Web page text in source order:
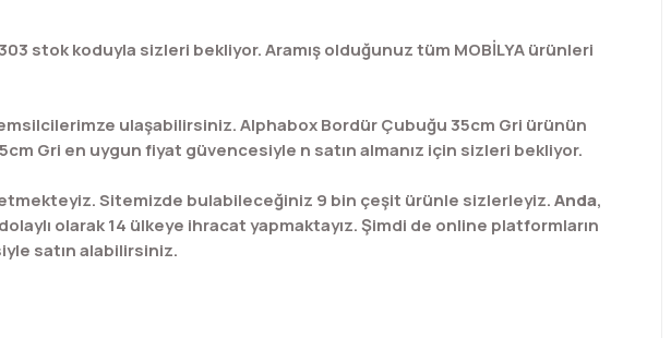
stok koduyla sizleri bekliyor. Aramış olduğunuz tüm MOBİLYA ürünleri
ulaşabilirsiniz. Alphabox Bordür Çubuğu 35cm Gri ürünün
Gri en uygun fiyat güvencesiyle n satın almanız için sizleri bekliyor.
Sitemizde bulabileceğiniz 9 bin çeşit ürünle sizlerleyiz.Anda,
olarak 14 ülkeye ihracat yapmaktayız. Şimdi de online platformların
satın alabilirsiniz.